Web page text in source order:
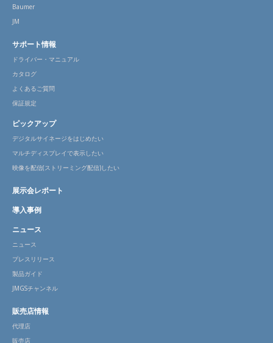
Baumer
JM
サポート情報
ドライバー・マニュアル
カタログ
よくあるご質問
保証規定
ピックアップ
デジタルサイネージをはじめたい
マルチディスプレイで表示したい
映像を配信(ストリーミング配信)したい
展示会レポート
導入事例
ニュース
ニュース
プレスリリース
製品ガイド
JMGSチャンネル
販売店情報
代理店
販売店